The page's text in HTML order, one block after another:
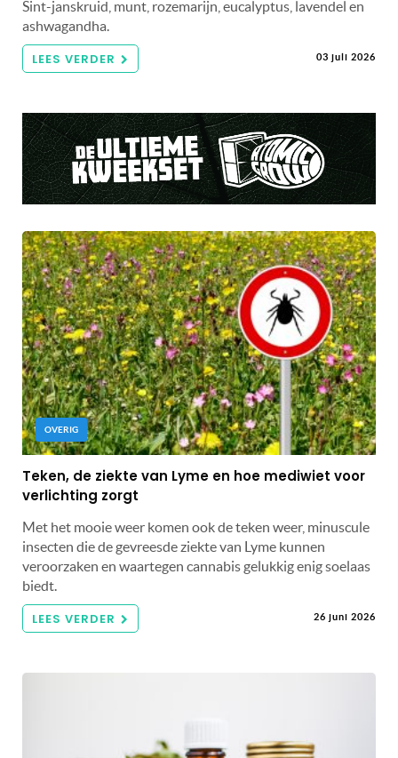
Sint-janskruid, munt, rozemarijn, eucalyptus, lavendel en
ashwagandha.
LEES VERDER 03 juli 2026
OVERIG
Teken, de ziekte van Lyme en hoe mediwiet voor
verlichting zorgt
Met het mooie weer komen ook de teken weer, minuscule
insecten die de gevreesde ziekte van Lyme kunnen
veroorzaken en waartegen cannabis gelukkig enig soelaas
biedt.
LEES VERDER 26 juni 2026